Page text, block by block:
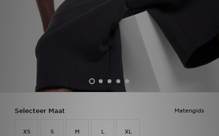
Matengids
Selecteer Maat
XS S M L XL
Klantenservice
Wie wij zijn